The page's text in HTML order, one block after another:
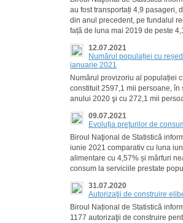
au fost transportați 4,9 pasageri,
din anul precedent, pe fundalul
față de luna mai 2019 de peste
12.07.2021
Numărul populației cu
ianuarie 2021
Numărul provizoriu al populației
constituit 2597,1 mii persoane,
anului 2020 şi cu 272,1 mii
09.07.2021
Evoluția preţurilor de
Biroul Naţional de Statistică
iunie 2021 comparativ cu luna
alimentare cu 4,57% și mărfuri
consum la serviciile prestate
31.07.2020
Autorizaţii de construire
Biroul Național de Statistică
1177 autorizaţii de construire